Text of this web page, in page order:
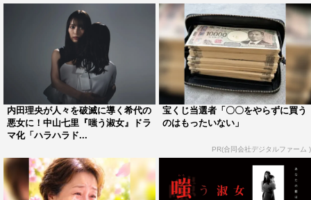
内田理央が人々を破滅に導く希代の
悪女に！中山七里『嗤う淑女』ドラ
マ化「ハラハラド...
宝くじ当選者「〇〇をやらずに買う
のはもったいない」
PR(合同会社デジタルファーム )